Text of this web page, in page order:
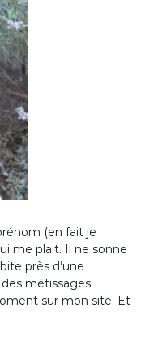
(en fait je
me plait. Il ne sonne
près d’une
métissages.
sur mon site. Et